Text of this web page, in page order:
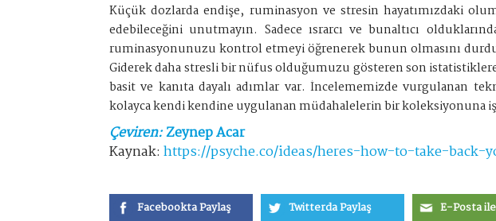
Küçük dozlarda endişe, ruminasyon ve stresin hayatımızdaki
edebileceğini unutmayın. Sadece ısrarcı ve bunaltıcı
ruminasyonunuzu kontrol etmeyi öğrenerek bunun olmasını
Giderek daha stresli bir nüfus olduğumuzu gösteren son
basit ve kanıta dayalı adımlar var. İncelememizde vurgulanan
kolayca kendi kendine uygulanan müdahalelerin bir koleksiyonuna
Çeviren:Zeynep Acar
Kaynak: https://psyche.co/ideas/heres-how-to-take-
Facebookta Paylaş Twitterda Paylaş E-Posta